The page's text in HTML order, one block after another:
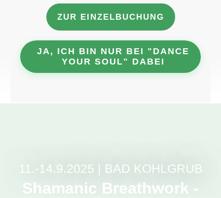
ZUR EINZELBUCHUNG
JA, ICH BIN NUR BEI "DANCE
YOUR SOUL" DABEI
11.-14.9.2025 | BAD KOHLGRUB
Shamanic Breathwork -